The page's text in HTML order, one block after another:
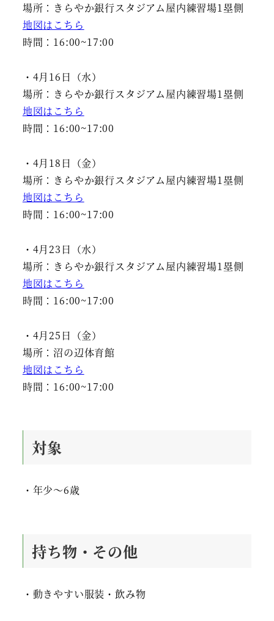
場所：きらやか銀行スタジアム屋内練習場1塁側
地図はこちら
時間：16:00~17:00
・4月16日（水）
場所：きらやか銀行スタジアム屋内練習場1塁側
地図はこちら
時間：16:00~17:00
・4月18日（金）
場所：きらやか銀行スタジアム屋内練習場1塁側
地図はこちら
時間：16:00~17:00
・4月23日（水）
場所：きらやか銀行スタジアム屋内練習場1塁側
地図はこちら
時間：16:00~17:00
・4月25日（金）
場所：沼の辺体育館
地図はこちら
時間：16:00~17:00
対象
・年少～6歳
持ち物・その他
・動きやすい服装・飲み物